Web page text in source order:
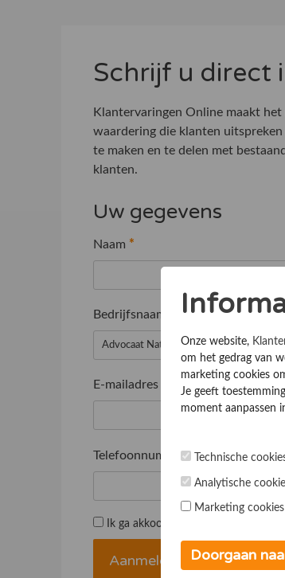
Schrijf u direct
Klantervaringen Online maakt het
waardering die klanten
te maken en te delen met
klanten.
Uw gegevens
Naam *
Bedrijfsnaam
E-mailadres
Telefoonnummer*
Ik ga akkoord met de
Onze website,
om het gedrag van
marketing cookies
Je geeft
moment aanpassen
Technische
Analytische
Marketing cookies
Doorgaan